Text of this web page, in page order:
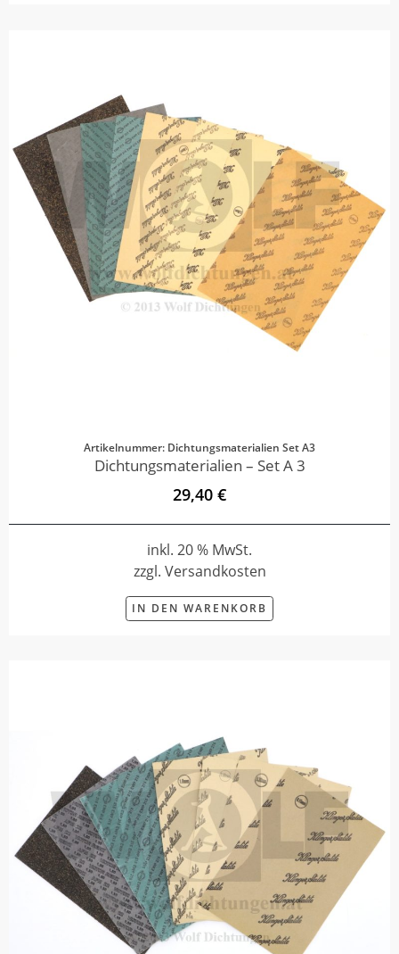
Artikelnummer: Dichtungsmaterialien Set A3
Dichtungsmaterialien – Set A 3
29,40 €
inkl. 20 % MwSt.
zzgl. Versandkosten
IN DEN WARENKORB